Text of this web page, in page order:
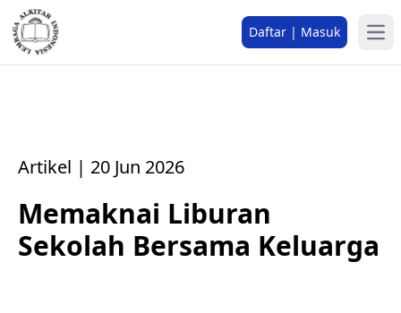
Daftar | Masuk
Artikel | 20 Jun 2026
Memaknai Liburan
Sekolah Bersama Keluarga